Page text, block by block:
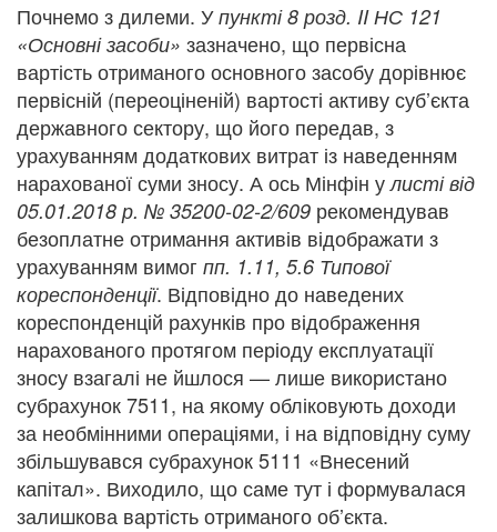
Почнемо з дилеми. Упункті 8 розд. II НС 121
«Основні засоби» зазначено, що первісна
вартість отриманого основного засобу дорівнює
первісній (переоціненій) вартості активу суб’єкта
державного сектору, що його передав, з
урахуванням додаткових витрат із наведенням
нарахованої суми зносу. А ось Мінфін улисті від
05.01.2018 р. № 35200-02-2/609 рекомендував
безоплатне отримання активів відображати з
урахуванням вимог пп. 1.11, 5.6 Типової
кореспонденції. Відповідно до наведених
кореспонденцій рахунків про відображення
нарахованого протягом періоду експлуатації
зносу взагалі не йшлося — лише використано
субрахунок 7511, на якому обліковують доходи
за необмінними операціями, і на відповідну суму
збільшувався субрахунок 5111 «Внесений
капітал». Виходило, що саме тут і формувалася
залишкова вартість отриманого об’єкта.